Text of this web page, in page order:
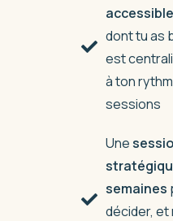
dont tu as
est
à ton
sessions
Une
semaines
décider, et